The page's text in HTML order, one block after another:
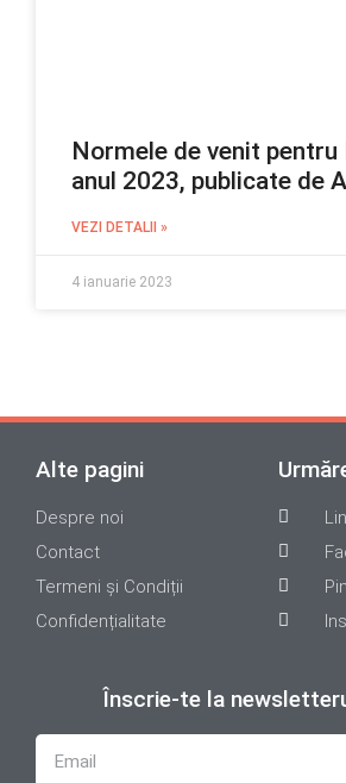
Normele de venit pentru
anul 2023, publicate de
VEZI DETALII »
4 ianuarie 2023
Alte pagini
Despre noi
Contact
Termeni și Condiții
Confidențialitate
Înscrie-te la